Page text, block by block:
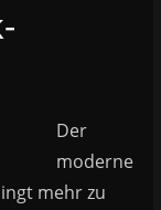
Der
moderne
mehr zu